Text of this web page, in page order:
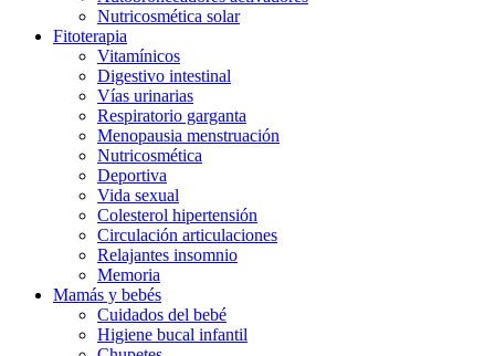
Nutricosmética solar
Fitoterapia
Vitamínicos
Digestivo intestinal
Vías urinarias
Respiratorio garganta
Menopausia menstruación
Nutricosmética
Deportiva
Vida sexual
Colesterol hipertensión
Circulación articulaciones
Relajantes insomnio
Memoria
Mamás y bebés
Cuidados del bebé
Higiene bucal infantil